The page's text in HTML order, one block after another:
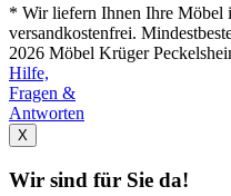
* Wir liefern Ihnen Ihre Möbel
versandkostenfrei.
2026 Möbel Krüger
Hilfe,
Fragen &
Antworten
X
Wir sind für Sie da!